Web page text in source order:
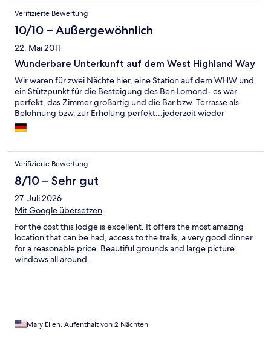
Verifizierte Bewertung
10/10 – Außergewöhnlich
22. Mai 2011
Wunderbare Unterkunft auf dem West Highland Way
Wir waren für zwei Nächte hier, eine Station auf dem WHW und
ein Stützpunkt für die Besteigung des Ben Lomond- es war
perfekt, das Zimmer großartig und die Bar bzw. Terrasse als
Belohnung bzw. zur Erholung perfekt...jederzeit wieder
Verifizierte Bewertung
8/10 – Sehr gut
27. Juli 2026
Mit Google übersetzen
For the cost this lodge is excellent. It offers the most amazing
location that can be had, access to the trails, a very good dinner
for a reasonable price. Beautiful grounds and large picture
windows all around.
Mary Ellen, Aufenthalt von 2 Nächten